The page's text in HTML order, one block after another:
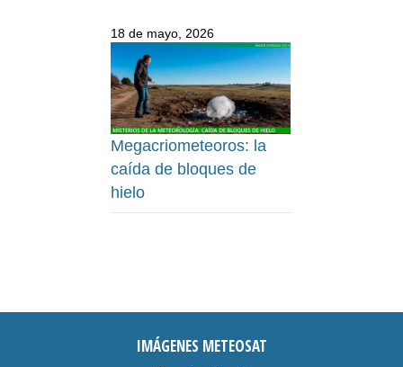
18 de mayo, 2026
Megacriometeoros: la
caída de bloques de
hielo
IMÁGENES METEOSAT